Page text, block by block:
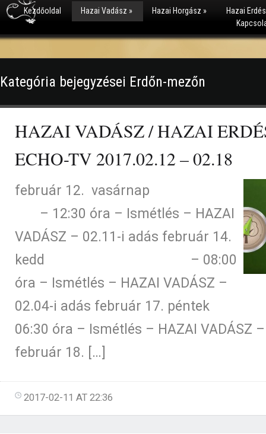
Kezdőoldal Hazai Vadász » Hazai Horgász »
Hazai
Kategória bejegyzései Erdőn-mezőn
HAZAI VADÁSZ / HAZAI
ECHO-TV 2017.02.12 – 02.18
február 12. vasárnap
– 12:30 óra – Ismétlés – HAZAI
VADÁSZ – 02.11-i adás február 14.
kedd – 08:00
óra – Ismétlés – HAZAI VADÁSZ –
02.04-i adás február 17.
06:30 óra – Ismétlés – HAZAI VADÁSZ
február 18. […]
2017-02-11 AT 22:36